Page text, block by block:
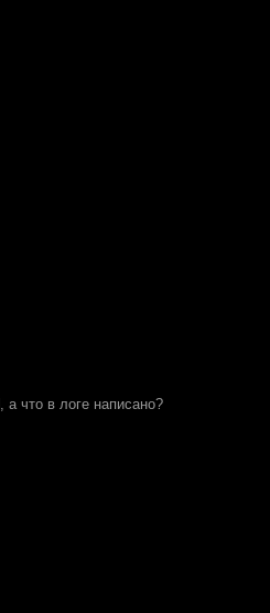
, а что в логе написано?